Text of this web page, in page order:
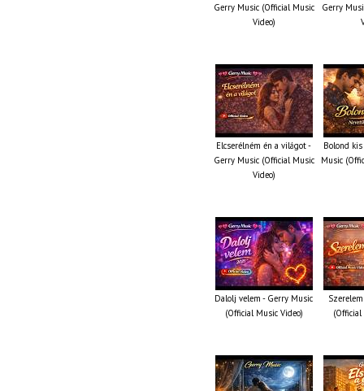
Gerry Music (Official Music
Video)
Gerry
Elcserélném én a világot -
Gerry Music (Official Music
Video)
Bolond
Music
Dalolj velem - Gerry Music
(Official Music Video)
(Official